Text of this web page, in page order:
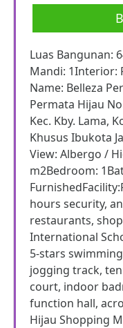
Luas Bangunan:
Mandi: 1Interior:
Name: Belleza
Permata Hijau
Kec. Kby. Lama,
Khusus Ibukota
View: Albergo /
m2Bedroom:
hours security,
restaurants,
International
5-stars
jogging track,
court, indoor
function hall,
Hijau Shopping